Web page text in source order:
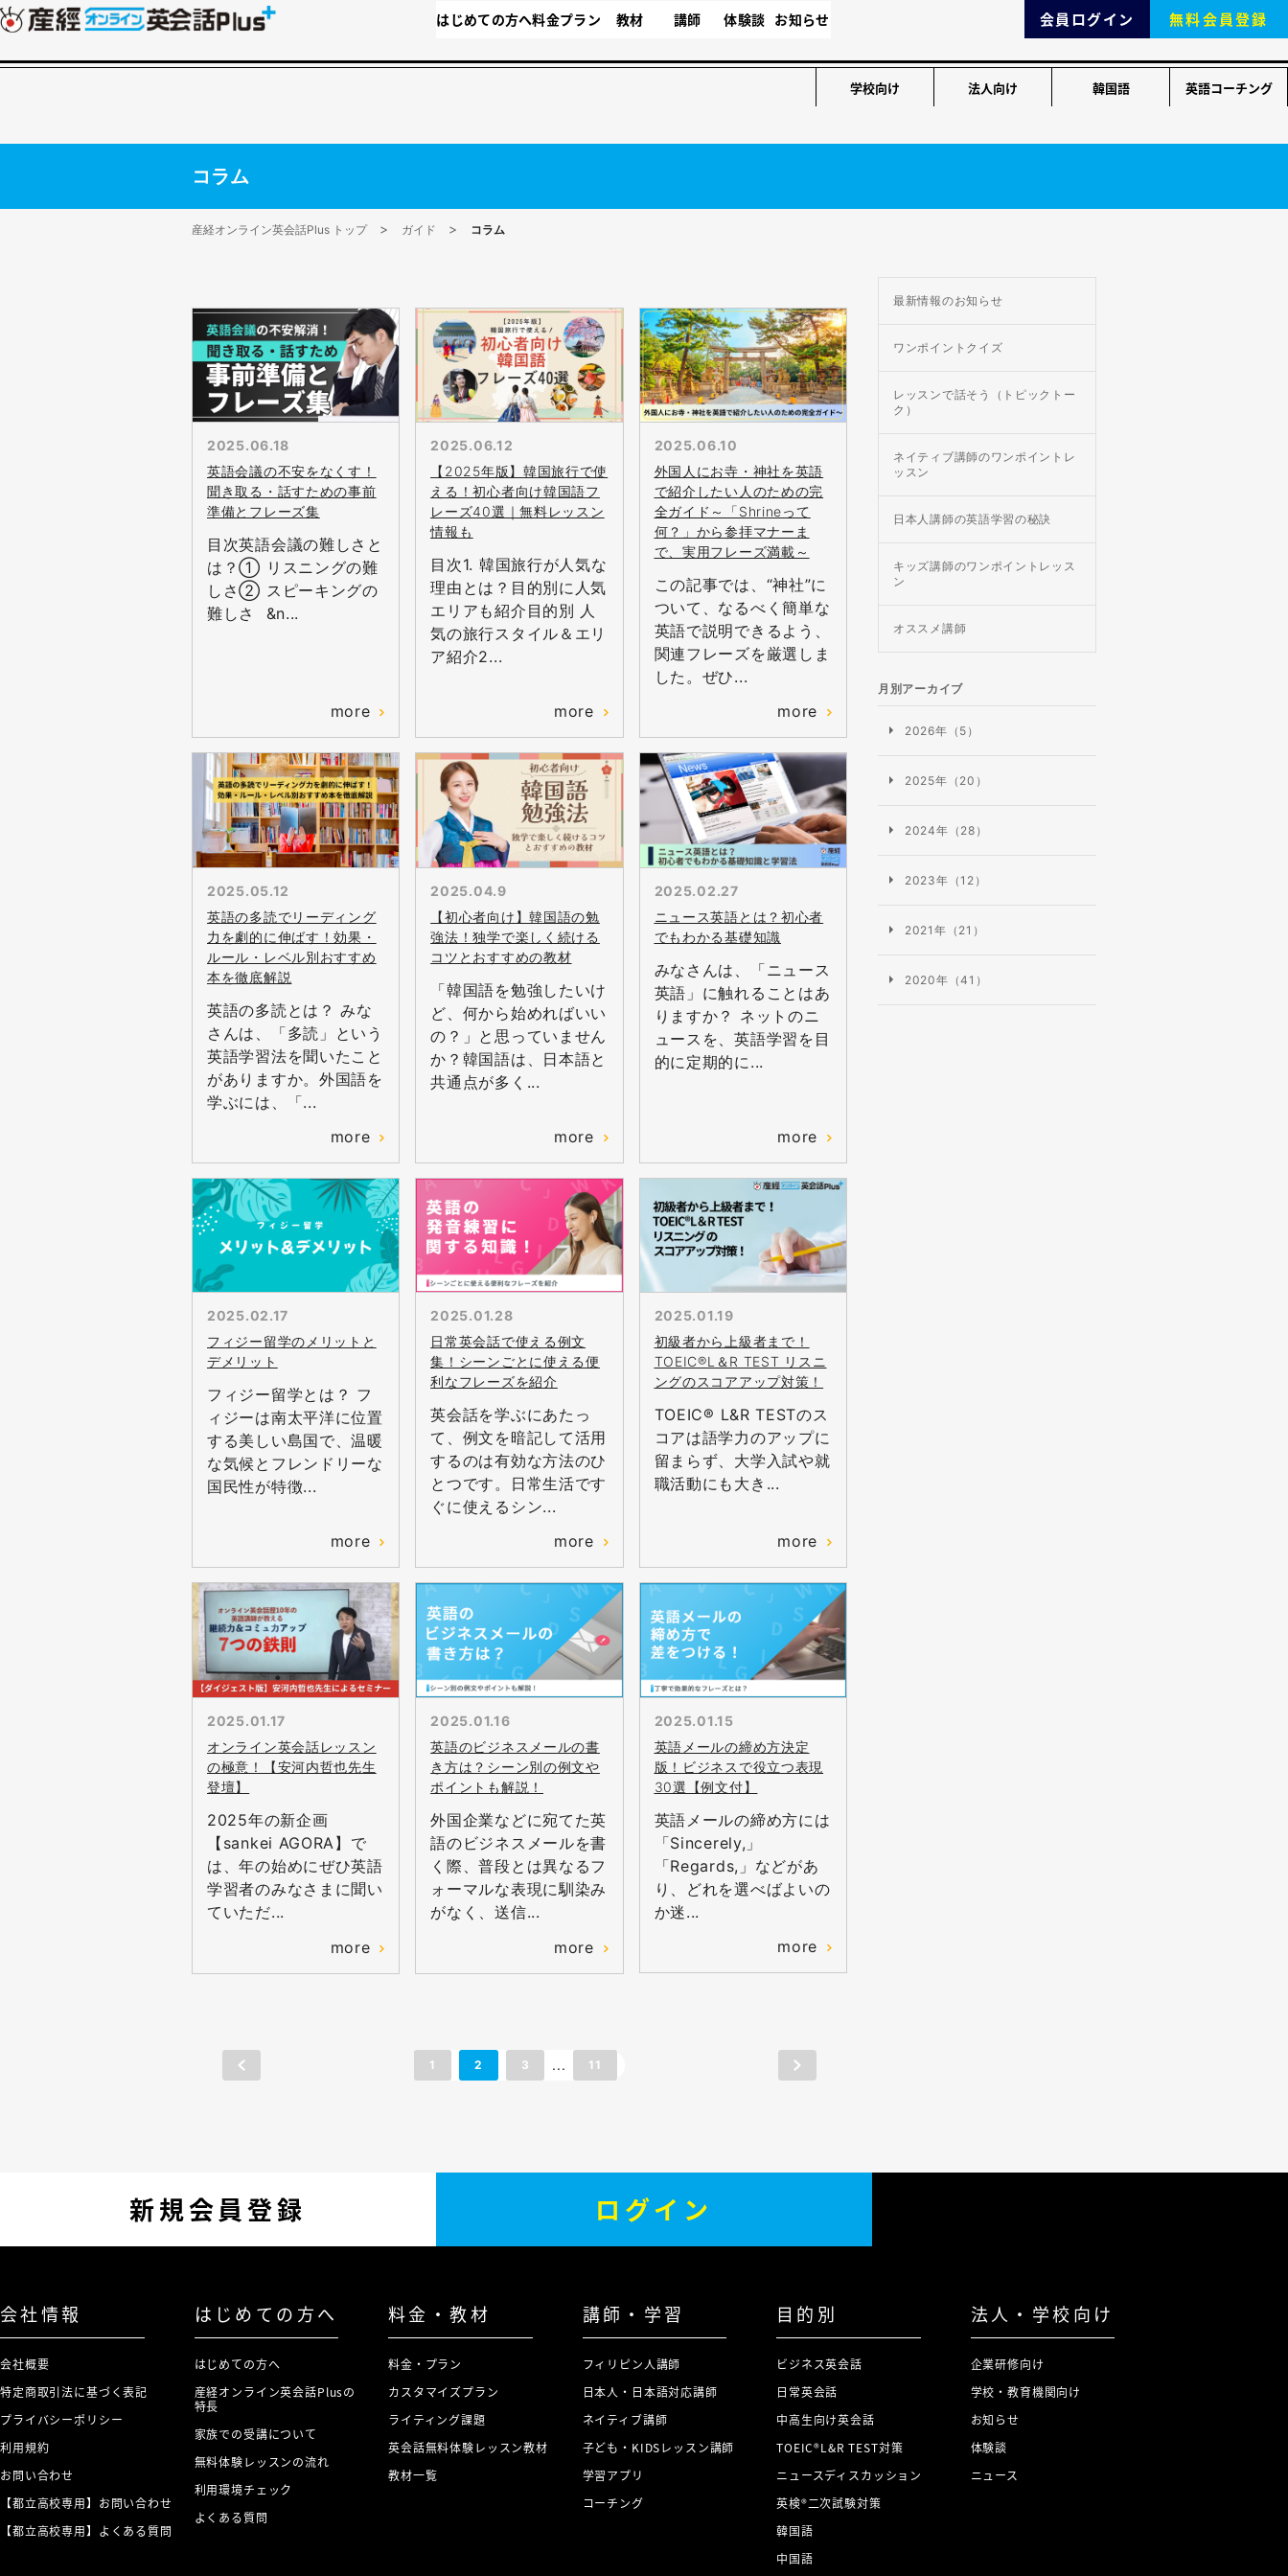
はじめての方へ料金プラン 教材 講師 体験談 お知らせ 会員ログイン 無料会員登録
学校向け 法人向け 韓国語 英語コーチング
コラム
産経オンライン英会話Plus トップ ガイド コラム
2025.06.18
英語会議の不安をなくす！
聞き取る・話すための事前
準備とフレーズ集
目次英語会議の難しさと
は？① リスニングの難
しさ② スピーキングの
難しさ &n...
more
2025.06.12
【2025年版】韓国旅行で使
える！初心者向け韓国語フ
レーズ40選｜無料レッスン
情報も
目次1. 韓国旅行が人気な
理由とは？目的別に人気
エリアも紹介目的別 人
気の旅行スタイル＆エリ
ア紹介2...
more
2025.06.10
外国人にお寺・神社を英語
で紹介したい人のための完
全ガイド～「Shrineって
何？」から参拝マナーま
で、実用フレーズ満載～
この記事では、“神社”に
ついて、なるべく簡単な
英語で説明できるよう、
関連フレーズを厳選しま
した。ぜひ...
more
2025.05.12
英語の多読でリーディング
力を劇的に伸ばす！効果・
ルール・レベル別おすすめ
本を徹底解説
英語の多読とは？ みな
さんは、「多読」という
英語学習法を聞いたこと
がありますか。外国語を
学ぶには、「...
more
2025.04.9
【初心者向け】韓国語の勉
強法！独学で楽しく続ける
コツとおすすめの教材
「韓国語を勉強したいけ
ど、何から始めればいい
の？」と思っていません
か？韓国語は、日本語と
共通点が多く...
more
2025.02.27
ニュース英語とは？初心者
でもわかる基礎知識
みなさんは、「ニュース
英語」に触れることはあ
りますか？ ネットのニ
ュースを、英語学習を目
的に定期的に...
more
2025.02.17
フィジー留学のメリットと
デメリット
フィジー留学とは？ フ
ィジーは南太平洋に位置
する美しい島国で、温暖
な気候とフレンドリーな
国民性が特徴...
more
2025.01.28
日常英会話で使える例文
集！シーンごとに使える便
利なフレーズを紹介
英会話を学ぶにあたっ
て、例文を暗記して活用
するのは有効な方法のひ
とつです。日常生活です
ぐに使えるシン...
more
2025.01.19
初級者から上級者まで！
TOEIC®L＆R TEST リスニ
ングのスコアアップ対策！
TOEIC® L&R TESTのス
コアは語学力のアップに
留まらず、大学入試や就
職活動にも大き...
more
2025.01.17
オンライン英会話レッスン
の極意！【安河内哲也先生
登壇】
2025年の新企画
【sankei AGORA】で
は、年の始めにぜひ英語
学習者のみなさまに聞い
ていただ...
more
2025.01.16
英語のビジネスメールの書
き方は？シーン別の例文や
ポイントも解説！
外国企業などに宛てた英
語のビジネスメールを書
く際、普段とは異なるフ
ォーマルな表現に馴染み
がなく、送信...
more
2025.01.15
英語メールの締め方決定
版！ビジネスで役立つ表現
30選【例文付】
英語メールの締め方には
「Sincerely,」
「Regards,」などがあ
り、どれを選べばよいの
か迷...
more
1 2 3 ... 11
最新情報のお知らせ
ワンポイントクイズ
レッスンで話そう（トピックトー
ク）
ネイティブ講師のワンポイントレ
ッスン
日本人講師の英語学習の秘訣
キッズ講師のワンポイントレッス
ン
オススメ講師
月別アーカイブ
2026年（5）
2025年（20）
2024年（28）
2023年（12）
2021年（21）
2020年（41）
新規会員登録 ログイン
会社情報
会社概要
特定商取引法に基づく表記
プライバシーポリシー
利用規約
お問い合わせ
【都立高校専用】お問い合わせ
【都立高校専用】よくある質問
はじめての方へ
はじめての方へ
産経オンライン英会話Plusの
特長
家族での受講について
無料体験レッスンの流れ
利用環境チェック
よくある質問
料金・教材
料金・プラン
カスタマイズプラン
ライティング課題
英会話無料体験レッスン教材
教材一覧
講師・学習
フィリピン人講師
日本人・日本語対応講師
ネイティブ講師
子ども・KIDSレッスン講師
学習アプリ
コーチング
目的別
ビジネス英会話
日常英会話
中高生向け英会話
TOEIC®L&R TEST対策
ニュースディスカッション
英検®二次試験対策
韓国語
中国語
法人・学校向け
企業研修向け
学校・教育機関向け
お知らせ
体験談
ニュース